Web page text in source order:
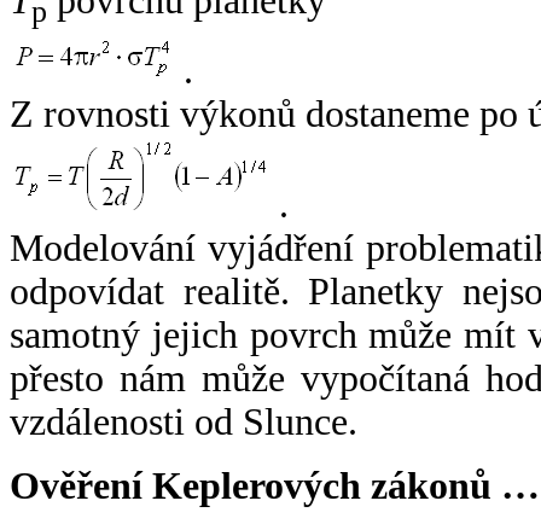
p
.
Z rovnosti výkonů dostaneme po
.
Modelování vyjádření
odpovídat realitě. Planetky
samotný jejich povrch může mít
přesto nám může vypočítaná
vzdálenosti od Slunce.
Ověření Keplerových zákonů …